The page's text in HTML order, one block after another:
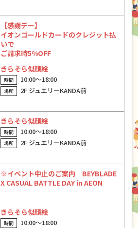
【感謝デー】
イオンゴールドカードのクレジット払
いで
ご請求時5%OFF
きらそら似顔絵
10:00〜18:00
2F ジュエリーKANDA前
きらそら似顔絵
10:00〜18:00
2F ジュエリーKANDA前
※イベント中止のご案内 BEYBLADE
X CASUAL BATTLE DAY in AEON
きらそら似顔絵
10:00〜18:00